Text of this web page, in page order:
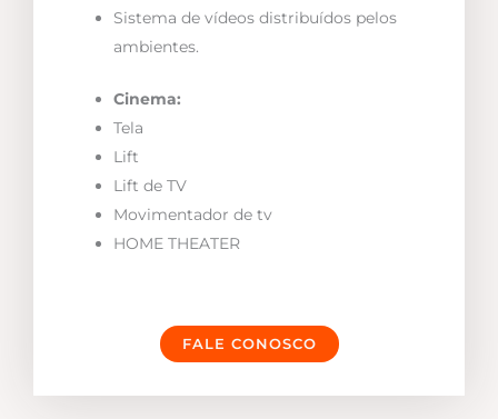
Sistema de vídeos distribuídos pelos
ambientes.
Cinema:
Tela
Lift
Lift de TV
Movimentador de tv
HOME THEATER
FALE CONOSCO